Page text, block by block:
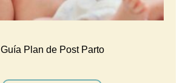
Guía Plan de Post Parto